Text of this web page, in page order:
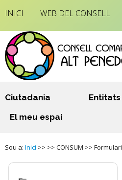
INICI WEB DEL CONSELL
Ciutadania Entitats
El meu espai
Sou a: Inici >> >> CONSUM >>